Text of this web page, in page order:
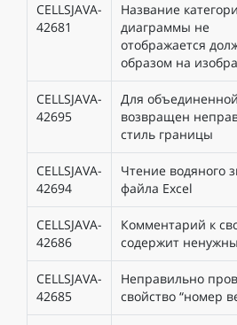
CELLSJAVA-
42681
Название
диаграммы не
отображается
образом на
CELLSJAVA-
42695
Для
возвращен
стиль границы
CELLSJAVA-
42694
Чтение водяного
файла Excel
CELLSJAVA-
42686
Комментарий к
содержит
CELLSJAVA-
42685
Неправильно
свойство “номер